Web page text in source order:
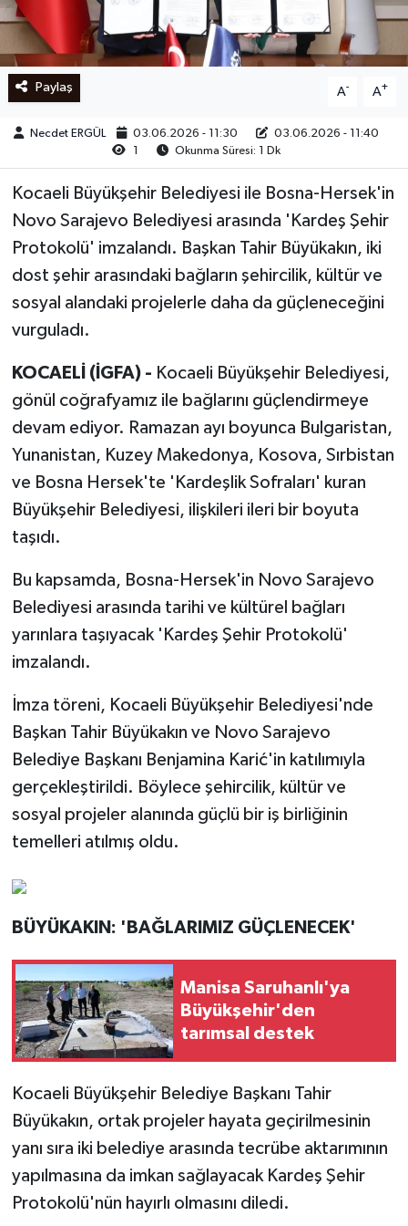
Paylaş A- A+
Necdet ERGÜL 03.06.2026 - 11:30
03.06.2026 - 11:40
1
Okunma Süresi: 1 Dk
Kocaeli Büyükşehir Belediyesi ile Bosna-Hersek'in
Novo Sarajevo Belediyesi arasında 'Kardeş Şehir
Protokolü' imzalandı. Başkan Tahir Büyükakın, iki
dost şehir arasındaki bağların şehircilik, kültür ve
sosyal alandaki projelerle daha da güçleneceğini
vurguladı.
KOCAELİ (İGFA) - Kocaeli Büyükşehir Belediyesi,
gönül coğrafyamız ile bağlarını güçlendirmeye
devam ediyor. Ramazan ayı boyunca Bulgaristan,
Yunanistan, Kuzey Makedonya, Kosova, Sırbistan
ve Bosna Hersek'te 'Kardeşlik Sofraları' kuran
Büyükşehir Belediyesi, ilişkileri ileri bir boyuta
taşıdı.
Bu kapsamda, Bosna-Hersek'in Novo Sarajevo
Belediyesi arasında tarihi ve kültürel bağları
yarınlara taşıyacak 'Kardeş Şehir Protokolü'
imzalandı.
İmza töreni, Kocaeli Büyükşehir Belediyesi'nde
Başkan Tahir Büyükakın ve Novo Sarajevo
Belediye Başkanı Benjamina Karić'in katılımıyla
gerçekleştirildi. Böylece şehircilik, kültür ve
sosyal projeler alanında güçlü bir iş birliğinin
temelleri atılmış oldu.
BÜYÜKAKIN: 'BAĞLARIMIZ GÜÇLENECEK'
Manisa Saruhanlı'ya
Büyükşehir'den
tarımsal destek
Kocaeli Büyükşehir Belediye Başkanı Tahir
Büyükakın, ortak projeler hayata geçirilmesinin
yanı sıra iki belediye arasında tecrübe aktarımının
yapılmasına da imkan sağlayacak Kardeş Şehir
Protokolü'nün hayırlı olmasını diledi.
İzmir
İletişim
Künye
Yerel